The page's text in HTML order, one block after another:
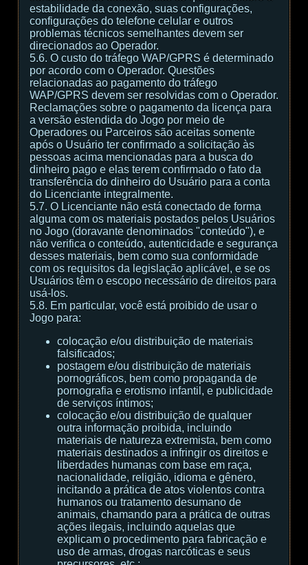
estabilidade da conexão, suas configurações,
configurações do telefone celular e outros
problemas técnicos semelhantes devem ser
direcionados ao Operador.
5.6. O custo do tráfego WAP/GPRS é determinado
por acordo com o Operador. Questões
relacionadas ao pagamento do tráfego
WAP/GPRS devem ser resolvidas com o Operador.
Reclamações sobre o pagamento da licença para
a versão estendida do Jogo por meio de
Operadores ou Parceiros são aceitas somente
após o Usuário ter confirmado a solicitação às
pessoas acima mencionadas para a busca do
dinheiro pago e elas terem confirmado o fato da
transferência do dinheiro do Usuário para a conta
do Licenciante integralmente.
5.7. O Licenciante não está conectado de forma
alguma com os materiais postados pelos Usuários
no Jogo (doravante denominados "conteúdo"), e
não verifica o conteúdo, autenticidade e segurança
desses materiais, bem como sua conformidade
com os requisitos da legislação aplicável, e se os
Usuários têm o escopo necessário de direitos para
usá-los.
5.8. Em particular, você está proibido de usar o
Jogo para:
colocação e/ou distribuição de materiais
falsificados;
postagem e/ou distribuição de materiais
pornográficos, bem como propaganda de
pornografia e erotismo infantil, e publicidade
de serviços íntimos;
colocação e/ou distribuição de qualquer
outra informação proibida, incluindo
materiais de natureza extremista, bem como
materiais destinados a infringir os direitos e
liberdades humanas com base em raça,
nacionalidade, religião, idioma e gênero,
incitando a prática de atos violentos contra
humanos ou tratamento desumano de
animais, chamando para a prática de outras
ações ilegais, incluindo aquelas que
explicam o procedimento para fabricação e
uso de armas, drogas narcóticas e seus